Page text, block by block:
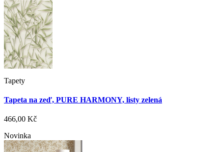
Tapety
Tapeta na zeď, PURE HARMONY, listy zelená
466,00 Kč
Novinka